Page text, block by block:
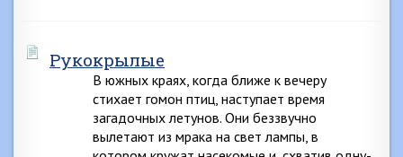
Рукокрылые
В южных краях, когда ближе к вечеру
стихает гомон птиц, наступает время
загадочных летунов. Они беззвучно
вылетают из мрака на свет лампы, в